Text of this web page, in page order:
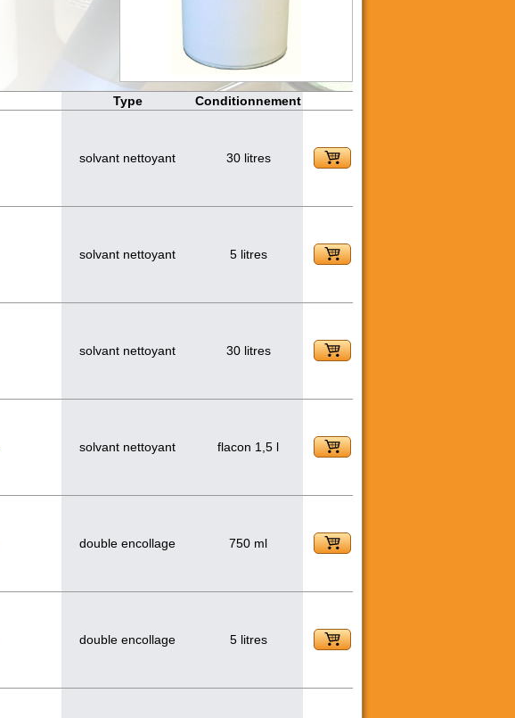
Type Conditionnement
solvant nettoyant 30 litres
solvant nettoyant 5 litres
solvant nettoyant 30 litres
solvant nettoyant flacon 1,5 l
double encollage 750 ml
double encollage 5 litres